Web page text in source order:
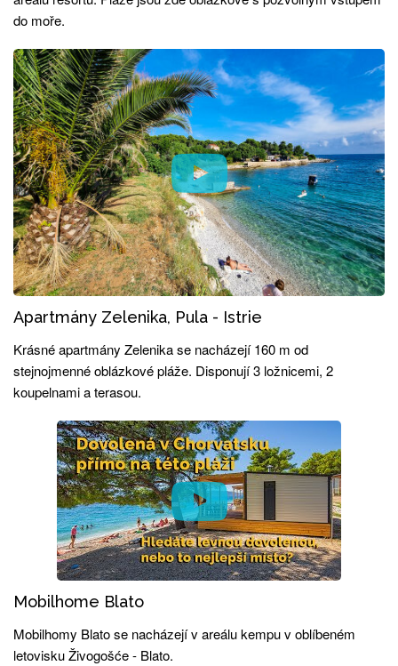
do moře.
Apartmány Zelenika, Pula - Istrie
Krásné apartmány Zelenika se nacházejí 160 m od
stejnojmenné oblázkové pláže. Disponují 3 ložnicemi, 2
koupelnami a terasou.
Mobilhome Blato
Mobilhomy Blato se nacházejí v areálu kempu v oblíbeném
letovisku Živogošće - Blato.